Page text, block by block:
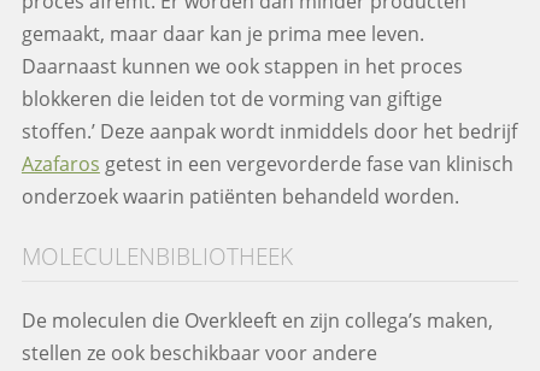
gemaakt, maar daar kan je prima mee leven.
Daarnaast kunnen we ook stappen in het proces
blokkeren die leiden tot de vorming van giftige
stoffen.’ Deze aanpak wordt inmiddels door het bedrijf
Azafaros getest in een vergevorderde fase van klinisch
onderzoek waarin patiënten behandeld worden.
MOLECULENBIBLIOTHEEK
De moleculen die Overkleeft en zijn collega’s maken,
stellen ze ook beschikbaar voor andere